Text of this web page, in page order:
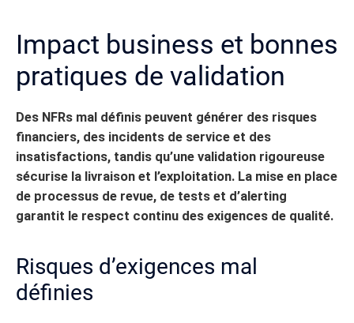
Impact business et bonnes
pratiques de validation
Des NFRs mal définis peuvent générer des risques
financiers, des incidents de service et des
insatisfactions, tandis qu’une validation rigoureuse
sécurise la livraison et l’exploitation. La mise en place
de processus de revue, de tests et d’alerting
garantit le respect continu des exigences de qualité.
Risques d’exigences mal
définies